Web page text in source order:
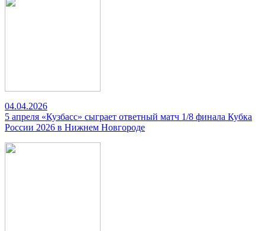
04.04.2026
5 апреля «Кузбасс» сыграет ответный матч 1/8 финала Кубка
России 2026 в Нижнем Новгороде